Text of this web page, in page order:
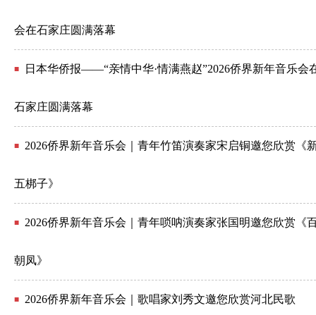
会在石家庄圆满落幕
■ 日本华侨报——“亲情中华·情满燕赵”2026侨界新年音乐会
石家庄圆满落幕
■ 2026侨界新年音乐会｜青年竹笛演奏家宋启铜邀您欣赏《
五梆子》
■ 2026侨界新年音乐会｜青年唢呐演奏家张国明邀您欣赏《
朝凤》
■ 2026侨界新年音乐会｜歌唱家刘秀文邀您欣赏河北民歌